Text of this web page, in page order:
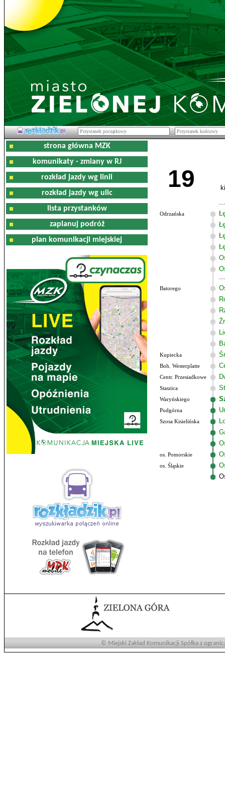
strona główna MZK
komunikaty - zmiany w RJ
rozkład jazdy wg linii
rozkład jazdy wg ulic
lista przystanków
zaplanuj podróż
plan komunikacji miejskiej
19
Odrzańska
Batorego
Kupiecka
Boh. Westerplatte
Centr. Przesiadkowe
Staszica
Waryńskiego
Podgórna
Szosa Kisielińska
os. Pomorskie
os. Śląskie
© Miejski Zakład Komunikacji Spółka z